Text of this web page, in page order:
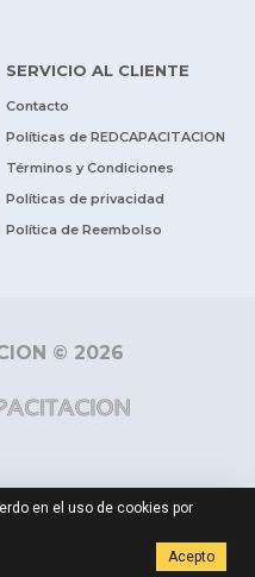
SERVICIO AL CLIENTE
Contacto
Políticas de REDCAPACITACION
Términos y Condiciones
Políticas de privacidad
Política de Reembolso
© 2026
en el uso de cookies por
Acepto